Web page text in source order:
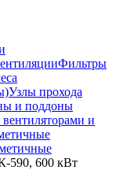
Фильтры
Узлы прохода
и поддоны
и
590, 600 кВт